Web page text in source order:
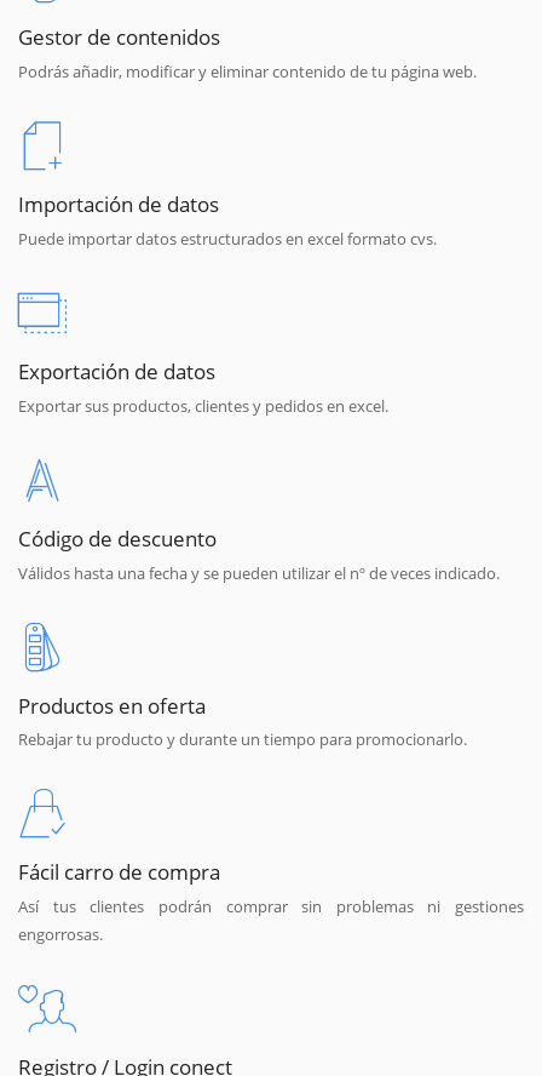
Gestor de contenidos
Podrás añadir, modificar y eliminar contenido de tu página web.
Importación de datos
Puede importar datos estructurados en excel formato cvs.
Exportación de datos
Exportar sus productos, clientes y pedidos en excel.
Código de descuento
Válidos hasta una fecha y se pueden utilizar el nº de veces indicado.
Productos en oferta
Rebajar tu producto y durante un tiempo para promocionarlo.
Fácil carro de compra
Así tus clientes podrán comprar sin problemas ni gestiones
engorrosas.
Registro / Login conect